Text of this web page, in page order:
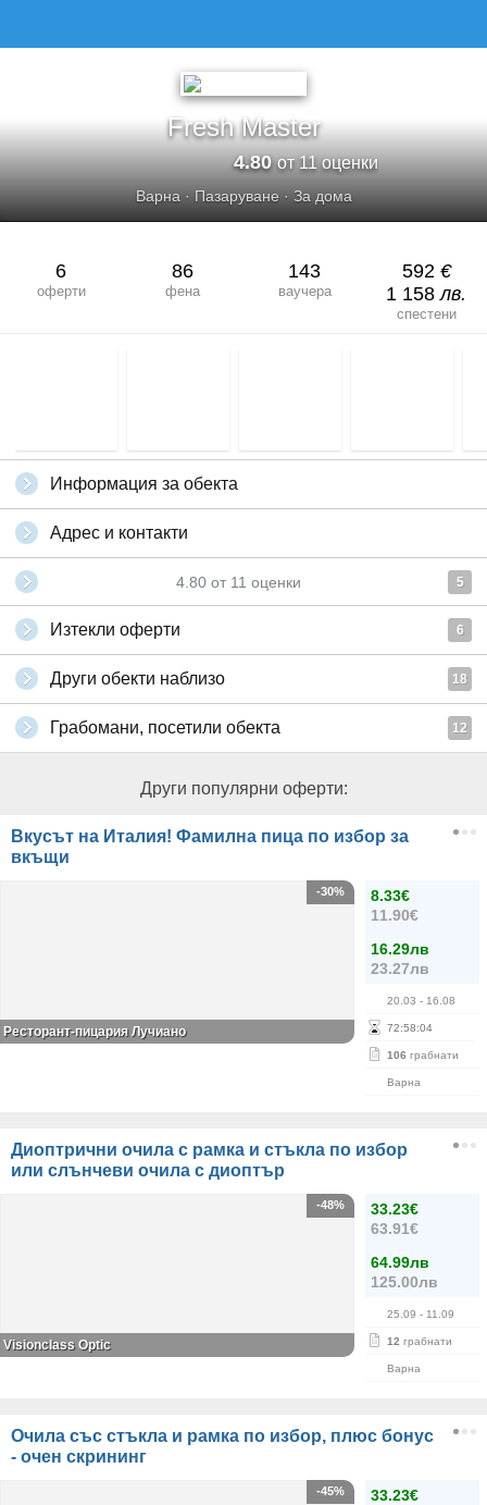
Fresh Master
4.80от 11 оценки
Варна· Пазаруване· За дома
6
оферти
86
фена
143
ваучера
592 €
1 158лв.
спестени
Информация за обекта
Адрес и контакти
4.80 от 11 оценки 5
Изтекли оферти 6
Други обекти наблизо 18
Грабомани, посетили обекта 12
Други популярни оферти:
Вкусът на Италия! Фамилна пица по избор за
вкъщи
8.33€
11.90€
16.29лв
23.27лв
20.03 - 16.08
72:58:04
106 грабнати
Варна
-30%
Ресторант-пицария Лучиано
Диоптрични очила с рамка и стъкла по избор
или слънчеви очила с диоптър
33.23€
63.91€
64.99лв
125.00лв
25.09 - 11.09
12 грабнати
Варна
-48%
Visionclass Optic
Очила със стъкла и рамка по избор, плюс бонус
- очен скрининг
33.23€
-45%